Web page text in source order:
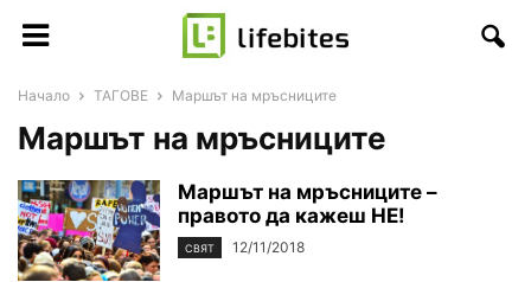
Начало ТАГОВЕ Маршът на мръсниците
Маршът на мръсниците
Маршът на мръсниците –
правото да кажеш НЕ!
СВЯТ 12/11/2018